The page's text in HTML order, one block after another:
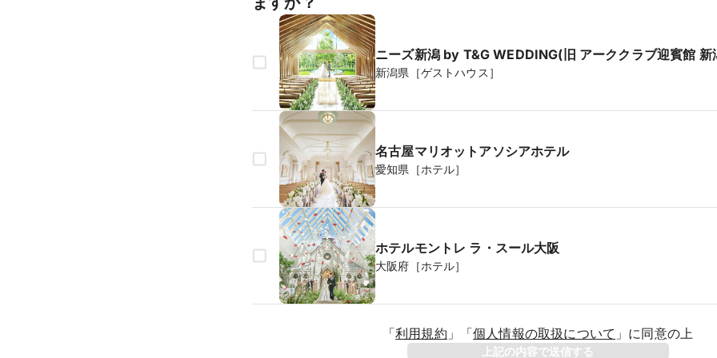
ニーズ新潟 by T&G WEDDING(旧 アーククラブ迎賓館 新
新潟県［ゲストハウス］
名古屋マリオットアソシアホテル
愛知県［ホテル］
ホテルモントレ ラ・スール大阪
大阪府［ホテル］
「利用規約 」 「個人情報の取扱について 」 に同意の上
上記の内容で送信する